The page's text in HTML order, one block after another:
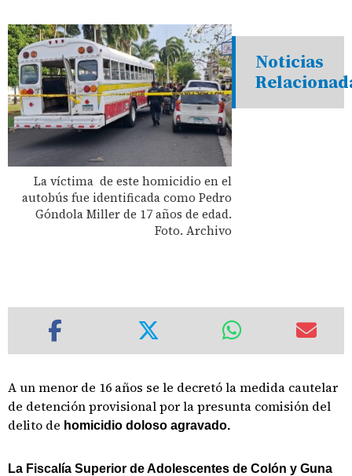
La víctima de este homicidio en el
autobús fue identificada como Pedro
Góndola Miller de 17 años de edad.
Foto. Archivo
Noticias
A un menor de 16 años se le decretó la medida cautelar
de detención provisional por la presunta comisión del
delito de homicidio doloso agravado.
La Fiscalía Superior de Adolescentes de Colón y Guna